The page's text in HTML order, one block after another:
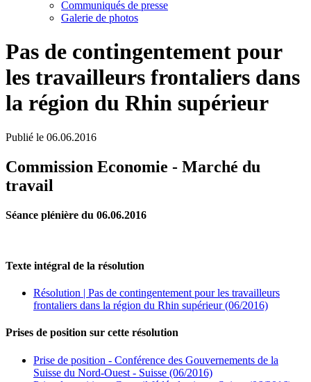
Communiqués de presse
Galerie de photos
Pas de contingentement pour
les travailleurs frontaliers dans
la région du Rhin supérieur
Publié le 06.06.2016
Commission Economie - Marché du
travail
Séance plénière du 06.06.2016
Texte intégral de la résolution
Résolution | Pas de contingentement pour les travailleurs
frontaliers dans la région du Rhin supérieur (06/2016)
Prises de position sur cette résolution
Prise de position - Conférence des Gouvernements de la
Suisse du Nord-Ouest - Suisse (06/2016)